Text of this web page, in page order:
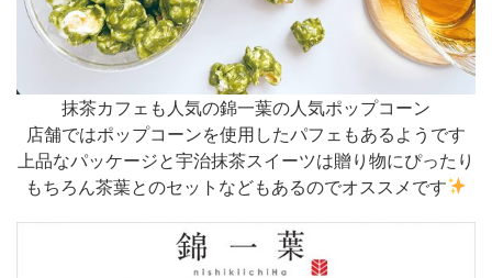
抹茶カフェも人気の錦一葉の人気ポップコーン
店舗ではポップコーンを使用したパフェもあるようです
上品なパッケージと宇治抹茶スイーツは贈り物にぴったり
もちろん茶葉とのセットなどもあるのでオススメです